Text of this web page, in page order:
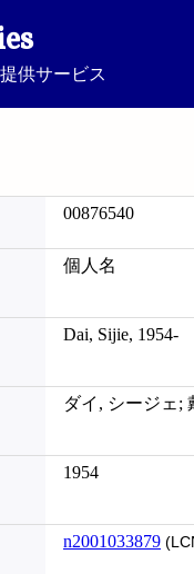
供サービス
00876540
個人名
Dai, Sijie, 1954-
ダイ, シージェ;
1954
n2001033879